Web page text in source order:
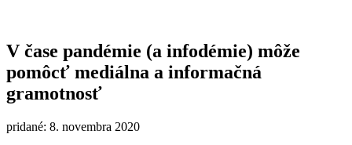
V čase pandémie (a infodémie) môže
pomôcť mediálna a informačná
gramotnosť
pridané: 8. novembra 2020